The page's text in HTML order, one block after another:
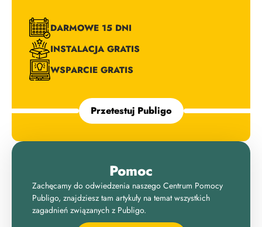
DARMOWE 15 DNI
INSTALACJA GRATIS
WSPARCIE GRATIS
Przetestuj Publigo
Pomoc
Zachęcamy do odwiedzenia naszego Centrum Pomocy
Publigo, znajdziesz tam artykuły na temat wszystkich
zagadnień związanych z Publigo.